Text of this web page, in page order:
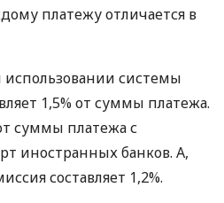
платежу отличается в
использовании системы
1,5% от суммы платежа.
суммы платежа с
иностранных банков. А,
составляет 1,2%.